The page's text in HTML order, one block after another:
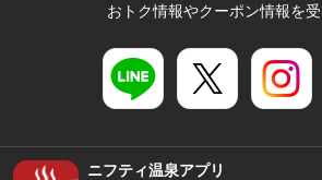
おトク情報やクーポン情報を
ニフティ温泉アプリ